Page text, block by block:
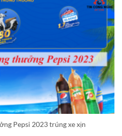
Pepsi 2023 trúng xe xịn